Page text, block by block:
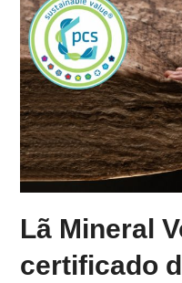
Lã Mineral
certificado